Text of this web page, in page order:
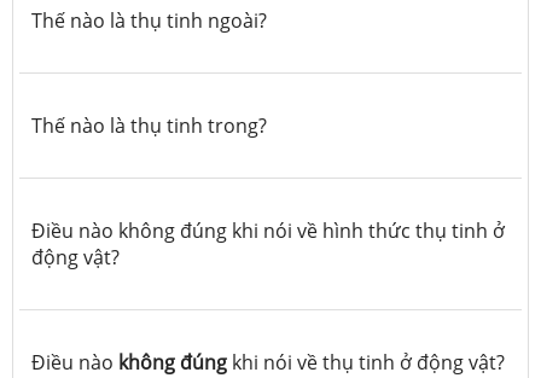
Thế nào là thụ tinh ngoài?
Thế nào là thụ tinh trong?
Điều nào không đúng khi nói về hình thức thụ tinh ở
động vật?
Điều nào không đúng khi nói về thụ tinh ở động vật?